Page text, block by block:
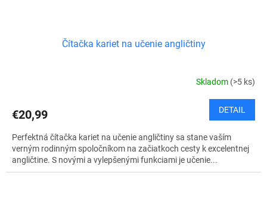
Čítačka kariet na učenie angličtiny
Skladom (>5 ks)
€20,99 DETAIL
Perfektná čítačka kariet na učenie angličtiny sa stane vaším
verným rodinným spoločníkom na začiatkoch cesty k excelentnej
angličtine. S novými a vylepšenými funkciami je učenie...